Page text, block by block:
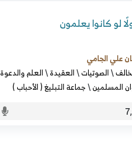
لو كانوا يعلمون
علي الجامي
\الصوتيات\العقيدة\العلم والدعوة
المسلمين\جماعة التبليغ ( الأحباب )